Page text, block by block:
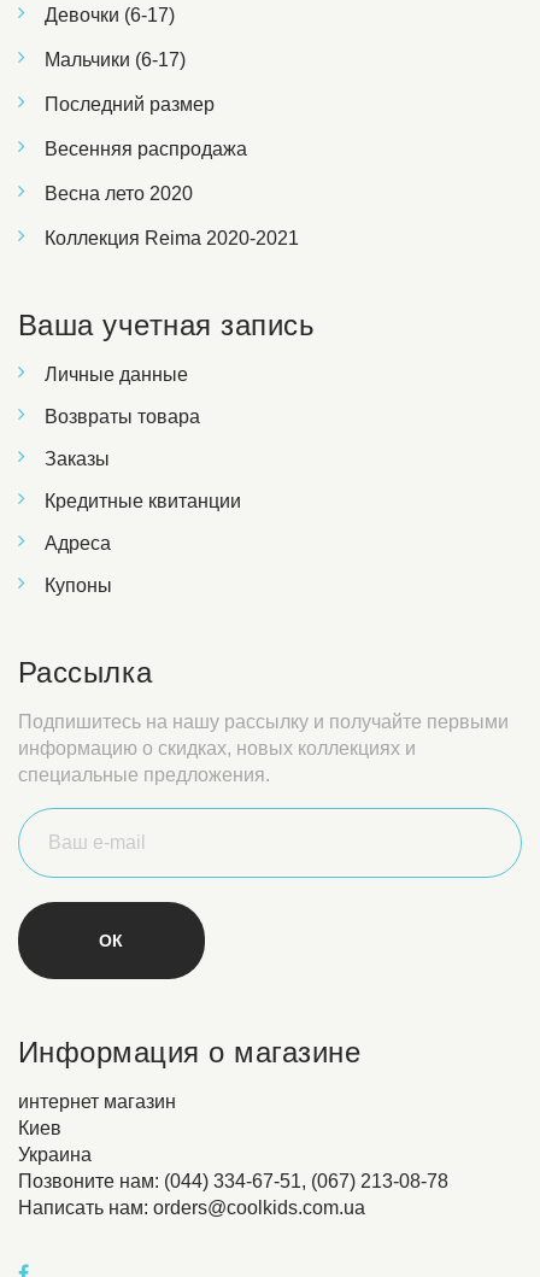
Девочки (6-17)
Мальчики (6-17)
Последний размер
Весенняя распродажа
Весна лето 2020
Коллекция Reima 2020-2021
Ваша учетная запись
Личные данные
Возвраты товара
Заказы
Кредитные квитанции
Адреса
Купоны
Рассылка
Подпишитесь на нашу рассылку и получайте первыми
информацию о скидках, новых коллекциях и
специальные предложения.
Информация о магазине
интернет магазин
Киев
Украина
Позвоните нам: (044) 334-67-51, (067) 213-08-78
Написать нам: orders@coolkids.com.ua